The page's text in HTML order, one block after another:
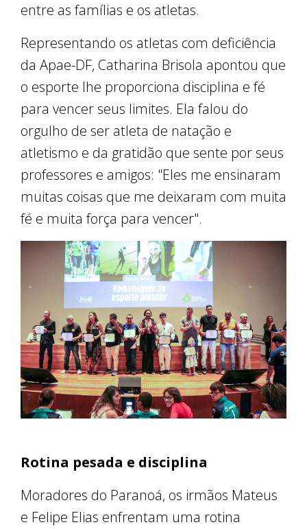
entre as famílias e os atletas.
Representando os atletas com deficiência
da Apae-DF, Catharina Brisola apontou que
o esporte lhe proporciona disciplina e fé
para vencer seus limites. Ela falou do
orgulho de ser atleta de natação e
atletismo e da gratidão que sente por seus
professores e amigos: "Eles me ensinaram
muitas coisas que me deixaram com muita
fé e muita força para vencer".
Rotina pesada e disciplina
Moradores do Paranoá, os irmãos Mateus
e Felipe Elias enfrentam uma rotina